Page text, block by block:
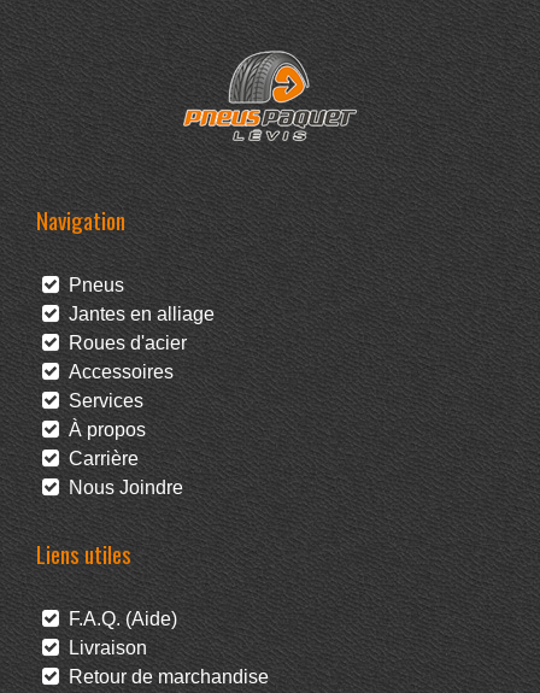
Navigation
Pneus
Jantes en alliage
Roues d'acier
Accessoires
Services
À propos
Carrière
Nous Joindre
Liens utiles
F.A.Q. (Aide)
Livraison
Retour de marchandise